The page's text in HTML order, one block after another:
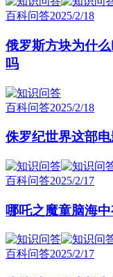
百科问答2025/2/18
俄罗斯方块为什
吗
百科问答2025/2/18
侏罗纪世界这部
百科问答2025/2/17
哪吒之魔童脑海
百科问答2025/2/17